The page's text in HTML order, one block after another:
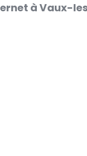
à Vaux-